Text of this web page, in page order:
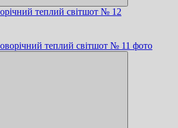
теплий світшот № 12